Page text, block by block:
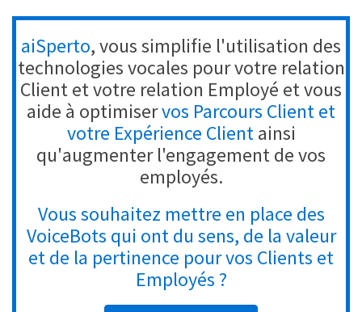
aiSperto, vous simplifie l'utilisation des
technologies vocales pour votre relation
Client et votre relation Employé et vous
aide à optimiservos Parcours Client et
votre Expérience Clientainsi
qu'augmenter l'engagement de vos
employés.
Vous souhaitez mettre en place des
VoiceBots qui ont du sens, de la valeur
et de la pertinence pour vos Clients et
Employés ?